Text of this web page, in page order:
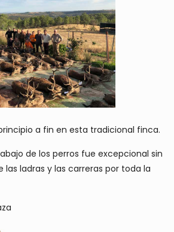
a fin en esta tradicional finca.
de los perros fue excepcional sin
las ladras y las carreras por toda la